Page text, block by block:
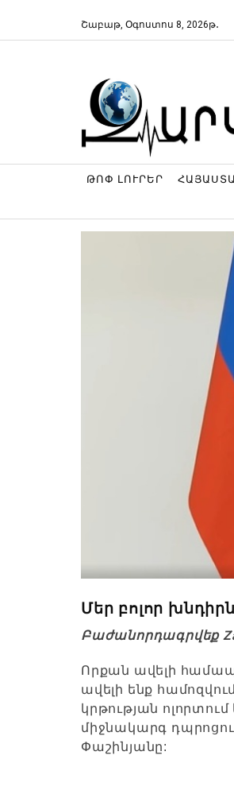
Շաբաթ, Օգոստոս 8, 2026թ․
ԹՈՓ ԼՈՒՐԵՐ
Մեր բոլոր
Բաժանորդագրվեք
Որքան ավելի
ավելի ենք
կրթության
միջնակարգ
Փաշինյանը: